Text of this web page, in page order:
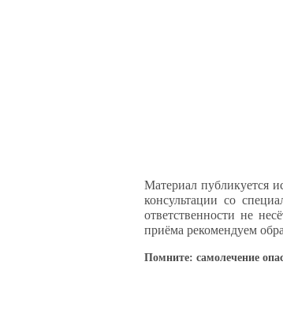
Материал публикуется
консультации со
ответственности не
приёма рекомендуем
Помните: самолечение